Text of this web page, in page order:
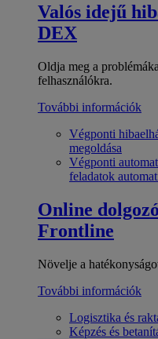
Valós idejű
DEX
Oldja meg a
felhasználókra.
További információk
Végponti
megoldása
Végponti
feladatok
Online dolgozó
Frontline
Növelje a
További információk
Logisztika és
Képzés és